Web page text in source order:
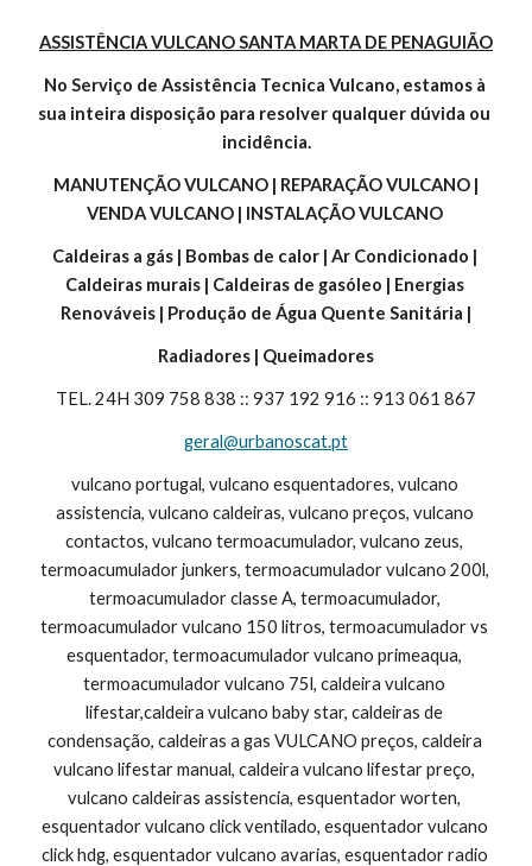
ASSISTÊNCIA VULCANO SANTA MARTA DE PENAGUIÃO
No Serviço de Assistência Tecnica Vulcano, estamos à
sua inteira disposição para resolver qualquer dúvida ou
incidência.
VENDA VULCANO | INSTALAÇÃO VULCANO
Caldeiras a gás | Bombas de calor | Ar Condicionado |
Caldeiras murais | Caldeiras de gasóleo | Energias
Renováveis | Produção de Água Quente Sanitária |
Radiadores | Queimadores
TEL. 24H 309 758 838 :: 937 192 916 :: 913 061 867
geral@urbanoscat.pt
vulcano portugal, vulcano esquentadores, vulcano
assistencia, vulcano caldeiras, vulcano preços, vulcano
contactos, vulcano termoacumulador, vulcano zeus,
termoacumulador junkers, termoacumulador vulcano 200l,
termoacumulador classe A, termoacumulador,
termoacumulador vulcano 150 litros, termoacumulador vs
esquentador, termoacumulador vulcano primeaqua,
termoacumulador vulcano 75l, caldeira vulcano
lifestar,caldeira vulcano baby star, caldeiras de
condensação, caldeiras a gas VULCANO preços, caldeira
vulcano lifestar manual, caldeira vulcano lifestar preço,
vulcano caldeiras assistencia, esquentador worten,
esquentador vulcano click ventilado, esquentador vulcano
click hdg, esquentador vulcano avarias, esquentador radio